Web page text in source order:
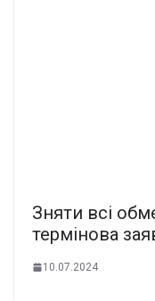
Зняти всі
термінова
10.07.2024